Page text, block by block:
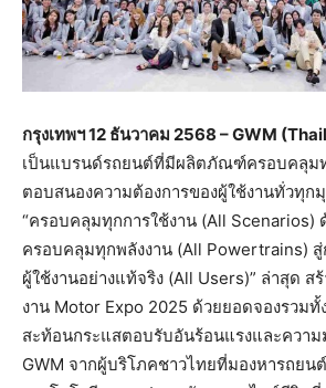
กรุงเทพฯ12 ธันวาคม 2568 – GWM
เป็นแบรนด์รถยนต์ที่มีผลิตภัณฑ์ครอบคลุม
ตอบสนองความต้องการของผู้ใช้งานทั่วทุก
“ครอบคลุมทุกการใช้งาน (All
ครอบคลุมทุกพลังงาน (All Powertrains)
ผู้ใช้งานอย่างแท้จริง (All Users)” ล่าสุด ส
งาน Motor Expo 2025 ด้วยยอดจองรวม
สะท้อนกระแสตอบรับอันร้อนแรงและควา
GWM จากผู้บริโภคชาวไทยที่มองหารถย